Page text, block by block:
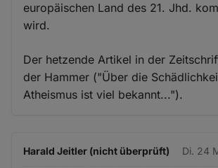
europäischen Land des 21. Jhd.
wird.
Der hetzende Artikel in der
der Hammer ("Über die
Atheismus ist viel bekannt...").
Harald Jeitler (nicht überprüft) Di. 24